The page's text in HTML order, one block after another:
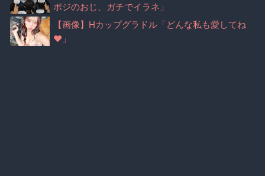
ポジのおじ、ガチでイラネ」
【画像】Hカップグラドル「どんな私も愛してね
♥」